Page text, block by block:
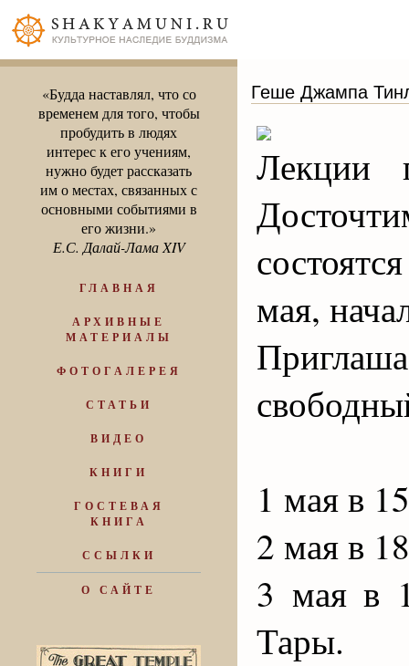
«Будда наставлял, что со
временем для того, чтобы
пробудить в людях
интерес к его учениям,
нужно будет рассказать
им о местах, связанных с
основными событиями в
его жизни.»
Е.С. Далай-Лама XIV
ГЛАВНАЯ
АРХИВНЫЕ
МАТЕРИАЛЫ
ФОТОГАЛЕРЕЯ
СТАТЬИ
ВИДЕО
КНИГИ
ГОСТЕВАЯ
КНИГА
ССЫЛКИ
О САЙТЕ
Геше Джампа
Лекции
мая,
1 мая в
2 мая в
3 мая в
Тары.